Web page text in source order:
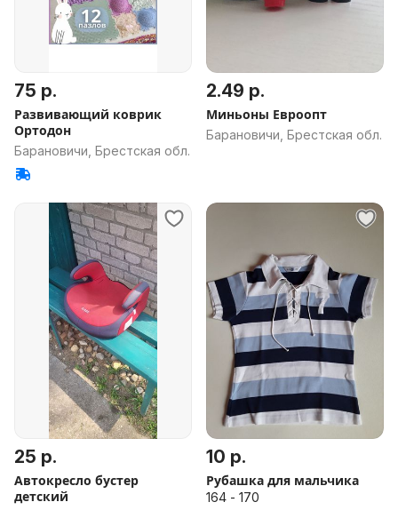
75 р.
Развивающий коврик
Ортодон
Барановичи, Брестская обл.
2.49 р.
Миньоны Евроопт
Барановичи, Брестская обл.
25 р.
Автокресло бустер
детский
10 р.
Рубашка для мальчика
164 - 170